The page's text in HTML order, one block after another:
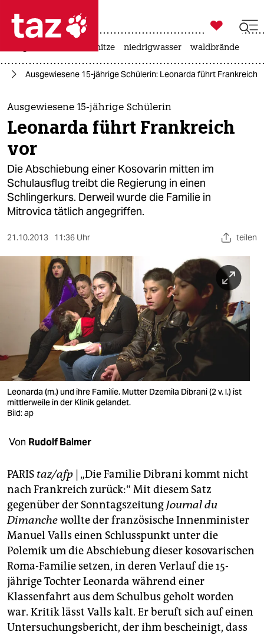
 taz zahl ich
taz zahl ich
themen
politik
öko
gesellschaft
kultur
sport
wahrheit
verlag
verlag
veranstaltungen
shop
fragen & hilfe
abo
genossenschaft
epaper login

taz zahl ich
hitze niedrigwasser waldbrände
Ausgewiesene 15-jährige Schülerin: Leonarda führt Frankreich
Ausgewiesene 15-jährige Schülerin
Leonarda führt Frankreich
vor
Die Abschiebung einer Kosovarin mitten im
Schulausflug treibt die Regierung in einen
Schlingerkurs. Derweil wurde die Familie in
Mitrovica tätlich angegriffen.
21.10.2013 11:36 Uhr teilen
Leonarda (m.) und ihre Familie. Mutter Dzemila Dibrani (2 v. l.) ist
mittlerweile in der Klinik gelandet.
Bild: ap
Von Rudolf Balmer
PARIS taz/afp | „Die Familie Dibrani kommt nicht
nach Frankreich zurück:“ Mit diesem Satz
gegenüber der Sonntagszeitung Journal du
Dimanchewollte der französische Innenminister
Manuel Valls einen Schlusspunkt unter die
Polemik um die Abschiebung dieser kosovarischen
Roma-Familie setzen, in deren Verlauf die 15-
jährige Tochter Leonarda während einer
Klassenfahrt aus dem Schulbus geholt worden
war. Kritik lässt Valls kalt. Er beruft sich auf einen
Untersuchungsbericht, der ihm bescheinigt, dass